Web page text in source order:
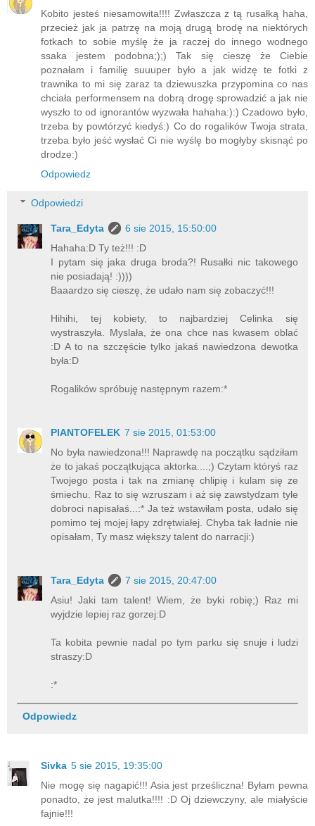
Kobito jesteś niesamowita!!!! Zwłaszcza z tą rusałką haha,
przecież jak ja patrzę na moją drugą brodę na niektórych
fotkach to sobie myślę że ja raczej do innego wodnego
ssaka jestem podobna;);) Tak się cieszę że Ciebie
poznałam i familię suuuper było a jak widzę te fotki z
trawnika to mi się zaraz ta dziewuszka przypomina co nas
chciała performensem na dobrą drogę sprowadzić a jak nie
wyszło to od ignorantów wyzwała hahaha:):) Czadowo było,
trzeba by powtórzyć kiedyś:) Co do rogalików Twoja strata,
trzeba było jeść wysłać Ci nie wyślę bo mogłyby skisnąć po
drodze:)
Odpowiedz
Odpowiedzi
Tara_Edyta
6 sie 2015, 15:50:00
Hahaha:D Ty też!!! :D
I pytam się jaka druga broda?! Rusałki nic takowego
nie posiadają! :))))
Baaardzo się cieszę, że udało nam się zobaczyć!!!
Hihihi, tej kobiety, to najbardziej Celinka się
wystraszyła. Myslała, że ona chce nas kwasem oblać
:D A to na szczęście tylko jakaś nawiedzona dewotka
była:D
Rogalików spróbuję następnym razem:*
PlANTOFELEK 7 sie 2015, 01:53:00
No była nawiedzona!!! Naprawdę na początku sądziłam
że to jakaś początkująca aktorka....;) Czytam któryś raz
Twojego posta i tak na zmianę chlipię i kulam się ze
śmiechu. Raz to się wzruszam i aż się zawstydzam tyle
dobroci napisałaś...:* Ja też wstawiłam posta, udało się
pomimo tej mojej łapy zdrętwiałej. Chyba tak ładnie nie
opisałam, Ty masz większy talent do narracji:)
Tara_Edyta
7 sie 2015, 20:47:00
Asiu! Jaki tam talent! Wiem, że byki robię;) Raz mi
wyjdzie lepiej raz gorzej:D
Ta kobita pewnie nadal po tym parku się snuje i ludzi
straszy:D
:*
Odpowiedz
Sivka 5 sie 2015, 19:35:00
Nie mogę się nagapić!!! Asia jest prześliczna! Byłam pewna
ponadto, że jest malutka!!!! :D Oj dziewczyny, ale miałyście
fajnie!!!